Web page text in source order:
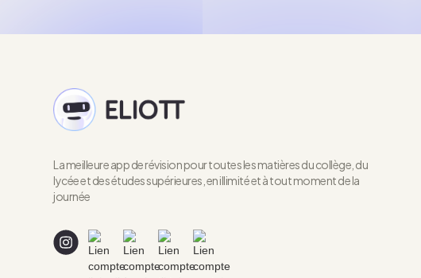
La meilleure app de révision pour toutes les matières du collège, du
lycée et des études supérieures, en illimité et à tout moment de la
journée